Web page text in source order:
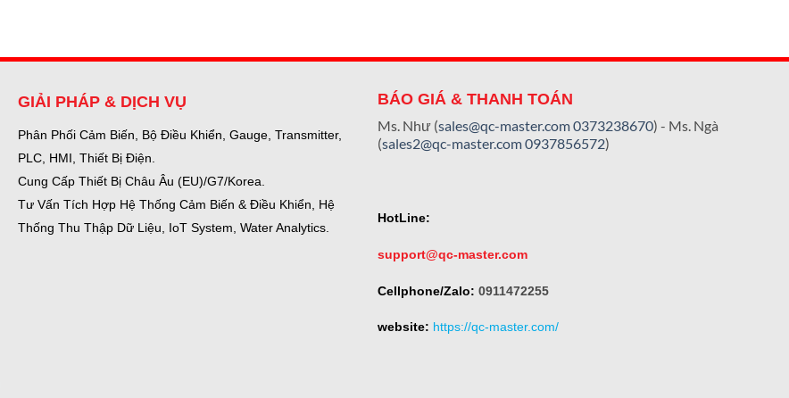
GIẢI PHÁP & DỊCH VỤ
Phân Phối Cảm Biến, Bộ Điều Khiển, Gauge, Transmitter,
PLC, HMI, Thiết Bị Điện.
Cung Cấp Thiết Bị Châu Âu (EU)/G7/Korea.
Tư Vấn Tích Hợp Hệ Thống Cảm Biến & Điều Khiển, Hệ
Thống Thu Thập Dữ Liệu, IoT System, Water Analytics.
BÁO GIÁ & THANH TOÁN
Ms. Như (sales@qc-master.com0373238670) - Ms. Ngà
(sales2@qc-master.com0937856572)
HotLine:
support@qc-master.com
Cellphone/Zalo: 0911472255
website: https://qc-master.com/